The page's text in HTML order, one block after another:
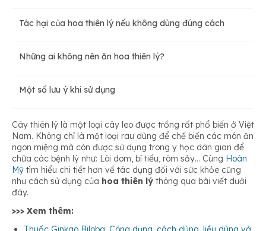
Hỗ trợ giảm cân
Điều trị bệnh trĩ
Tác hại của hoa thiên lý nếu không dùng đúng cách
Những ai không nên ăn hoa thiên lý?
Một số lưu ý khi sử dụng
Cây thiên lý là một loại cây leo được trồng rất phổ biến ở Việt
Nam. Không chỉ là một loại rau dùng để chế biến các món ăn
ngon miệng mà còn được sử dụng trong y học dân gian để
chữa các bệnh lý như: Lòi dom, bí tiểu, rôm sảy… Cùng Hoàn
Mỹ tìm hiểu chi tiết hơn về tác dụng đối với sức khỏe cũng
như cách sử dụng của hoa thiên lý thông qua bài viết dưới
đây.
>>> Xem thêm: